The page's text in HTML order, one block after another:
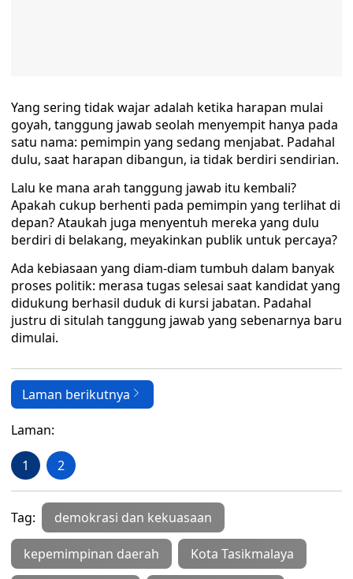
Yang sering tidak wajar adalah ketika harapan mulai
goyah, tanggung jawab seolah menyempit hanya pada
satu nama: pemimpin yang sedang menjabat. Padahal
dulu, saat harapan dibangun, ia tidak berdiri sendirian.
Lalu ke mana arah tanggung jawab itu kembali?
Apakah cukup berhenti pada pemimpin yang terlihat di
depan? Ataukah juga menyentuh mereka yang dulu
berdiri di belakang, meyakinkan publik untuk percaya?
Ada kebiasaan yang diam-diam tumbuh dalam banyak
proses politik: merasa tugas selesai saat kandidat yang
didukung berhasil duduk di kursi jabatan. Padahal
justru di situlah tanggung jawab yang sebenarnya baru
dimulai.
Laman berikutnya
Laman:
1 2
Tag: demokrasi dan kekuasaan
kepemimpinan daerah Kota Tasikmalaya